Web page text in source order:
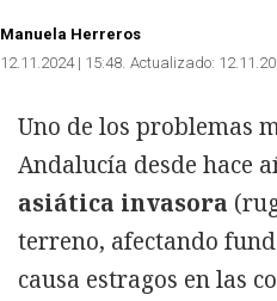
Manuela Herreros
12.11.2024 | 15:48 Actualizado:
Uno de los problemas
Andalucía desde hace
asiática invasora
terreno, afectando
causa estragos en las